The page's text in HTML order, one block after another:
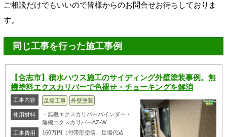
ご相談だけでもいいので皆様からのお問合せお待ちしておりま
す。
同じ工事を行った施工事例
【合志市】積水ハウス施工のサイディング外壁塗装事例。無
機塗料エクスカリバーで色褪せ・チョーキングを解消
工事内容 足場工事 外壁塗装
使用材料
・無機エクスカリバーバインダー・
無機エクスカリバーAZ-W
工事費用
160万円（付帯部塗装、足場代込